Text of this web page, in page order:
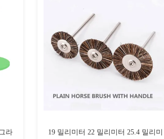
라
19 밀리미터 22 밀리미터 25.4 밀리미